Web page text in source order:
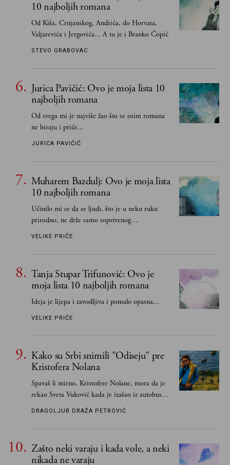
10 najboljih romana
Od Kiša, Crnjanskog, Andrića, do Horvata,
Valjarevića i Jergovića... A tu je i Branko Ćopić
STEVO GRABOVAC
Jurica Pavičić: Ovo je moja lista 10
najboljih romana
Od svega mi je najviše žao što se osim romana
ne biraju i priče...
JURICA PAVIČIĆ
Muharem Bazdulj: Ovo je moja lista
10 najboljih romana
Učinilo mi se da se ljudi, što je u neku ruku
prirodno, ne drže samo sopstvenog
senzibiliteta... Pokušao sam (biće, samo
VELIKE PRIČE
Tanja Stupar Trifunović: Ovo je
moja lista 10 najboljih romana
Ideja je lijepa i zavodljiva i pomalo opasna...
VELIKE PRIČE
Kako su Srbi snimili "Odiseju" pre
Kristofera Nolana
Spavaš li mirno, Kristofere Nolane, mora da je
rekao Sveta Vuković kada je izašao iz autobusa i
čim je stigao kući pozvao Vojkana
DRAGOLJUB DRAŽA PETROVIĆ
Zašto neki varaju i kada vole, a neki
nikada ne varaju